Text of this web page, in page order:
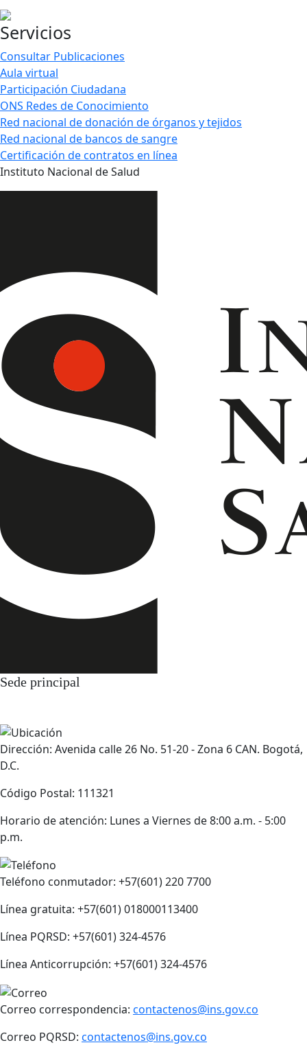
Servicios
Consultar Publicaciones
Aula virtual
Participación Ciudadana
ONS Redes de Conocimiento
Red nacional de donación de órganos y tejidos
Red nacional de bancos de sangre
Certificación de contratos en línea
Instituto Nacional de Salud
Sede principal
Dirección: Avenida calle 26 No. 51-20 - Zona 6 CAN. Bogotá,
D.C.
Código Postal: 111321
Horario de atención: Lunes a Viernes de 8:00 a.m. - 5:00
p.m.
Teléfono conmutador: +57(601) 220 7700
Línea gratuita: +57(601) 018000113400
Línea PQRSD: +57(601) 324-4576
Línea Anticorrupción: +57(601) 324-4576
Correo correspondencia: contactenos@ins.gov.co
Correo PQRSD: contactenos@ins.gov.co